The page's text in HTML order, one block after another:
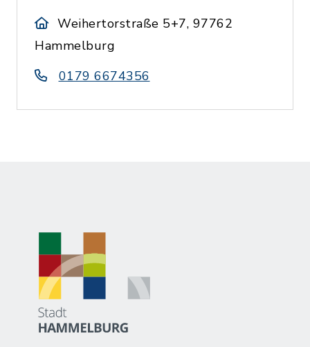
Weihertorstraße 5+7, 97762
Hammelburg
0179 6674356